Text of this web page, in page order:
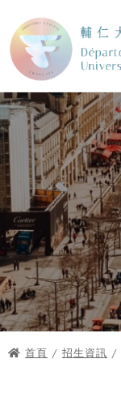
首頁 / 招生資訊 /